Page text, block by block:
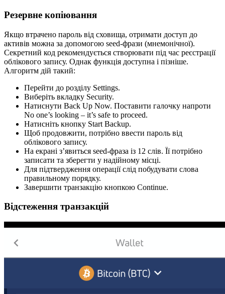
Резервне копіювання
Якщо втрачено пароль від сховища, отримати доступ до
активів можна за допомогою seed-фрази (мнемонічної).
Секретний код рекомендується створювати під час реєстрації
облікового запису. Однак функція доступна і пізніше.
Алгоритм дій такий:
Перейти до розділу Settings.
Виберіть вкладку Security.
Натиснути Back Up Now. Поставити галочку напроти
No one’s looking – it’s safe to proceed.
Натисніть кнопку Start Backup.
Щоб продовжити, потрібно ввести пароль від
облікового запису.
На екрані з’явиться seed-фраза із 12 слів. Її потрібно
записати та зберегти у надійному місці.
Для підтвердження операції слід побудувати слова
правильному порядку.
Завершити транзакцію кнопкою Continue.
Відстеження транзакцій